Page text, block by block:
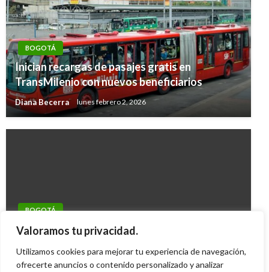
Valoramos tu privacidad.
Utilizamos cookies para mejorar tu experiencia de navegación,
ofrecerte anuncios o contenido personalizado y analizar
BOGOTÁ
Inician recargas de pasajes gratis en
TransMilenio con nuevos beneficiarios
Diana Becerra lunes febrero 2, 2026
BOGOTÁ
Hip Hop al Parque:La versión Número 14 del
Giovanni Alarcón M. jueves octubre 7, 2010